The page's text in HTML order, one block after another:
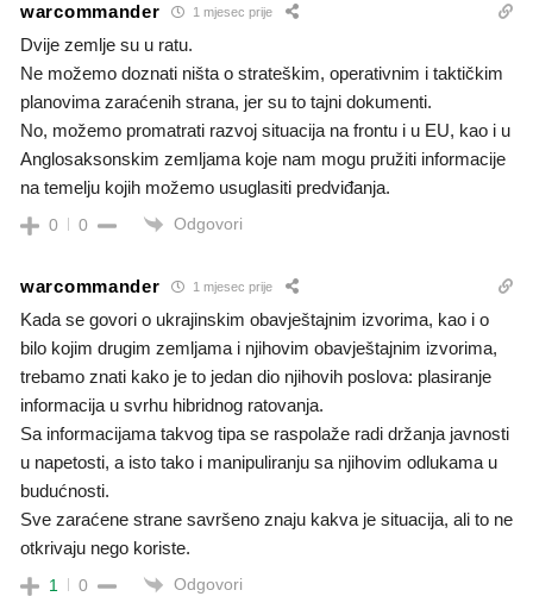
warcommander 1 mjesec prije
Dvije zemlje su u ratu.
Ne možemo doznati ništa o strateškim, operativnim i taktičkim
planovima zaraćenih strana, jer su to tajni dokumenti.
No, možemo promatrati razvoj situacija na frontu i u EU, kao i u
Anglosaksonskim zemljama koje nam mogu pružiti informacije
na temelju kojih možemo usuglasiti predviđanja.
0 0 Odgovori
warcommander 1 mjesec prije
Kada se govori o ukrajinskim obavještajnim izvorima, kao i o
bilo kojim drugim zemljama i njihovim obavještajnim izvorima,
trebamo znati kako je to jedan dio njihovih poslova: plasiranje
informacija u svrhu hibridnog ratovanja.
Sa informacijama takvog tipa se raspolaže radi držanja javnosti
u napetosti, a isto tako i manipuliranju sa njihovim odlukama u
budućnosti.
Sve zaraćene strane savršeno znaju kakva je situacija, ali to ne
otkrivaju nego koriste.
1 0 Odgovori